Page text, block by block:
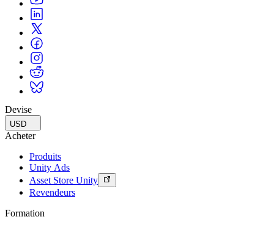
Devise
USD
Acheter
Produits
Unity Ads
Asset Store Unity
Revendeurs
Formation